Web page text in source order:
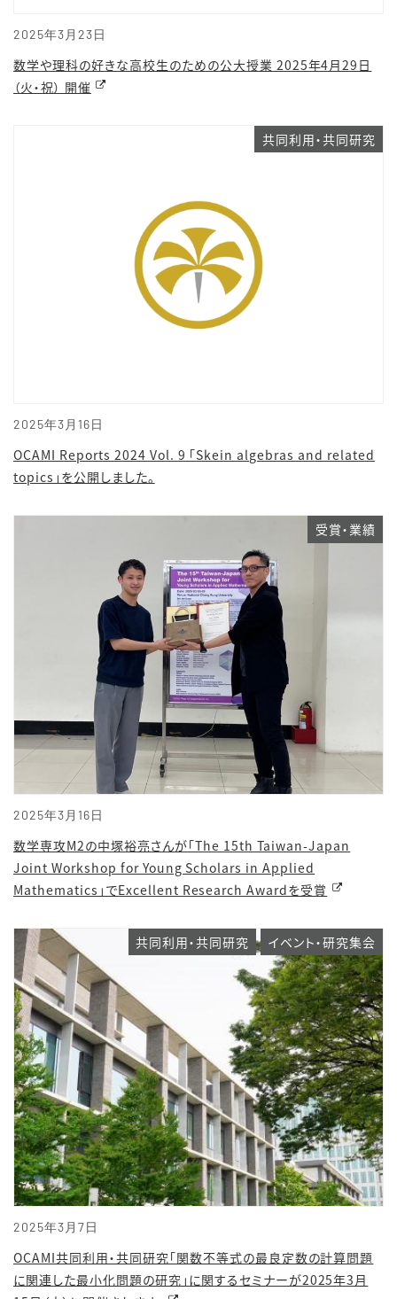
2025年3月23日
数学や理科の好きな高校生のための公大授業 2025年4月29日
（火・祝） 開催
2025年3月16日
共同利用・共同研究
OCAMI Reports 2024 Vol. 9 「Skein algebras and related
topics」を公開しました。
2025年3月16日
受賞・業績
数学専攻M2の中塚裕亮さんが「The 15th Taiwan-Japan
Joint Workshop for Young Scholars in Applied
Mathematics」でExcellent Research Awardを受賞
2025年3月7日
共同利用・共同研究 イベント・研究集会
OCAMI共同利用・共同研究「関数不等式の最良定数の計算問題
に関連した最小化問題の研究」に関するセミナーが2025年3月